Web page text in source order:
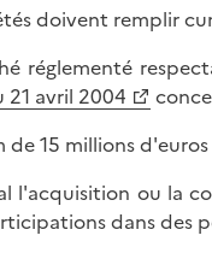
doivent remplir
réglementé
avril 2004
15 millions d'euros
l'acquisition ou la
dans des